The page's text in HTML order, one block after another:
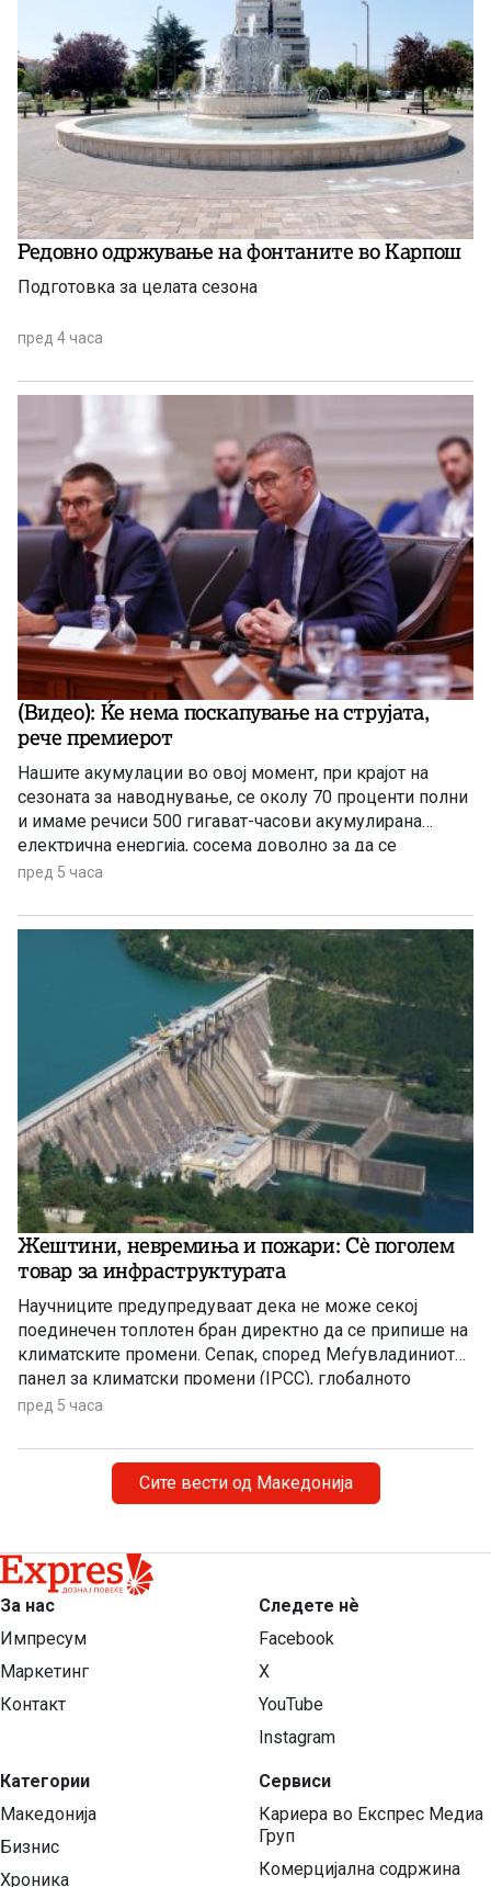
Редовно одржување на фонтаните во Карпош
Подготовка за целата сезона
пред 4 часа
(Видео): Ќе нема поскапување на струјата,
рече премиерот
Нашите акумулации во овој момент, при крајот на
сезоната за наводнување, се околу 70 проценти полни
и имаме речиси 500 гигават-часови акумулирана
електрична енергија, сосема доволно за да се
чувствуваме безбедни, комотни и да немаме
индустријата. И нема да правиме панични прес-
конференции, вели премиерот Христијан Мицкоски.
пред 5 часа
Жештини, невремиња и пожари: Сè поголем
товар за инфраструктурата
Научниците предупредуваат дека не може секој
поединечен топлотен бран директно да се припише на
климатските промени. Сепак, според Меѓувладиниот
панел за климатски промени (IPCC), глобалното
затоплување придонесува ваквите екстремни
поинтензивни и подолготрајни.
пред 5 часа
Сите вести од Македонија
За нас
Импресум
Маркетинг
Контакт
Категории
Македонија
Бизнис
Хроника
Следете нѐ
Facebook
X
YouTube
Instagram
Сервиси
Кариера во Експрес Медиа
Груп
Комерцијална содржина